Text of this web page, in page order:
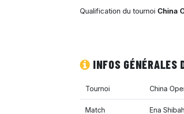
Qualification du tournoi China
INFOS GÉNÉRALES
Tournoi China
Match Ena